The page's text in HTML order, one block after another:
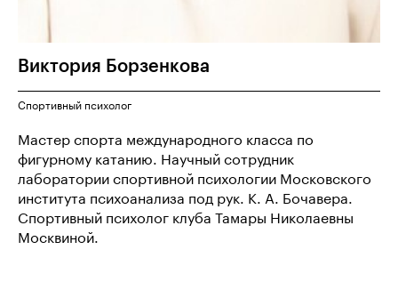
Виктория Борзенкова
Спортивный психолог
Мастер спорта международного класса по
фигурному катанию. Научный сотрудник
лаборатории спортивной психологии Московского
института психоанализа под рук. К. А. Бочавера.
Спортивный психолог клуба Тамары Николаевны
Москвиной.